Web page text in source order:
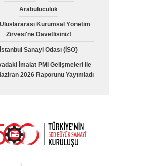
Arabuluculuk
Kurumsal Yönetim
Zirvesi'ne Davetlisiniz!
İstanbul Sanayi Odası (İSO)
İmalat PMI Gelişmeleri ile
2026 Raporunu Yayımladı